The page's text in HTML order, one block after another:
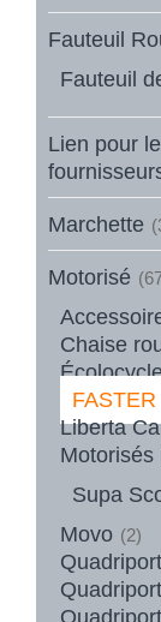
Fauteuil
Fauteuil
Lien pour
Marchette
Motorisé
Chaise
FASTER
Liberta
Motorisés
Supa
Movo (2)